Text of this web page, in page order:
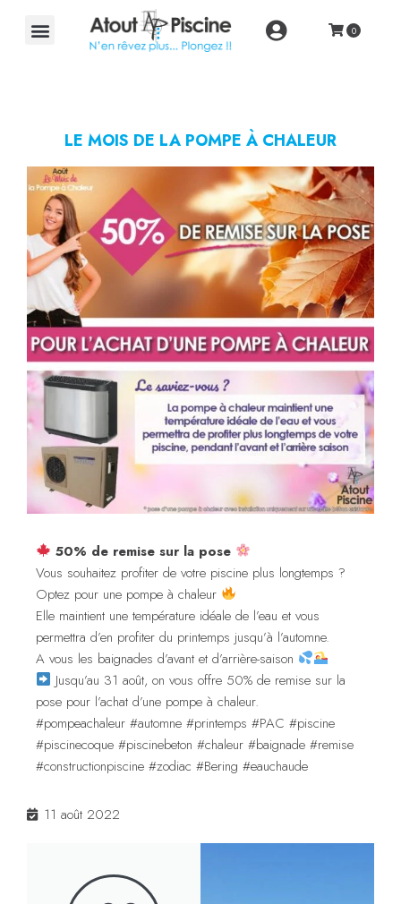
LE MOIS DE LA POMPE À CHALEUR
50% de remise sur la pose
Vous souhaitez profiter de votre piscine plus longtemps ?
Optez pour une pompe à chaleur
Elle maintient une température idéale de l’eau et vous
permettra d’en profiter du printemps jusqu’à l’automne.
A vous les baignades d’avant et d’arrière-saison
Jusqu’au 31 août, on vous offre 50% de remise sur la
pose pour l’achat d’une pompe à chaleur.
#pompeachaleur #automne #printemps #PAC #piscine
#piscinecoque #piscinebeton #chaleur #baignade #remise
#constructionpiscine #zodiac #Bering #eauchaude
11 août 2022